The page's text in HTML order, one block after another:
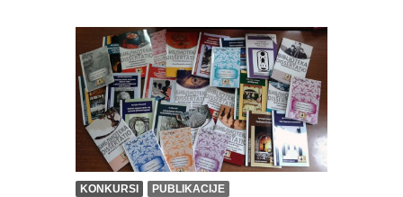
KONKURSI PUBLIKACIJE